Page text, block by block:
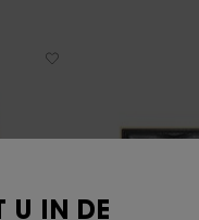
U IN DE